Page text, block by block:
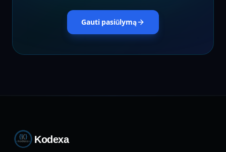
Gauti pasiūlymą
Kodexa